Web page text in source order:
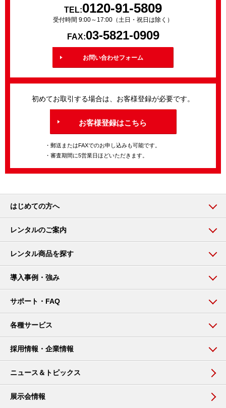
TEL:0120-91-5809
受付時間 9:00～17:00（土日・祝日は除く）
FAX:03-5821-0909
お問い合わせフォーム
初めてお取引する場合は、お客様登録が必要です。
お客様登録はこちら
・郵送またはFAXでのお申し込みも可能です。
・審査期間に5営業日ほどいただきます。
はじめての方へ
レンタルのご案内
レンタル商品を探す
導入事例・強み
サポート・FAQ
各種サービス
採用情報・企業情報
ニュース＆トピックス
展示会情報